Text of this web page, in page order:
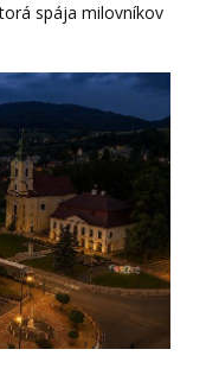
spája milovníkov